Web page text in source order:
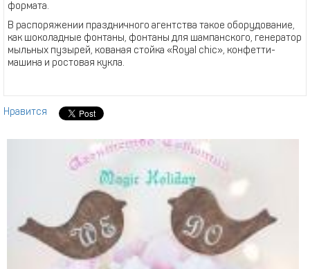
формата.
В распоряжении праздничного агентства такое оборудование,
как шоколадные фонтаны, фонтаны для шампанского, генератор
мыльных пузырей, кованая стойка «Royal chic», конфетти-
машина и ростовая кукла.
Нравится